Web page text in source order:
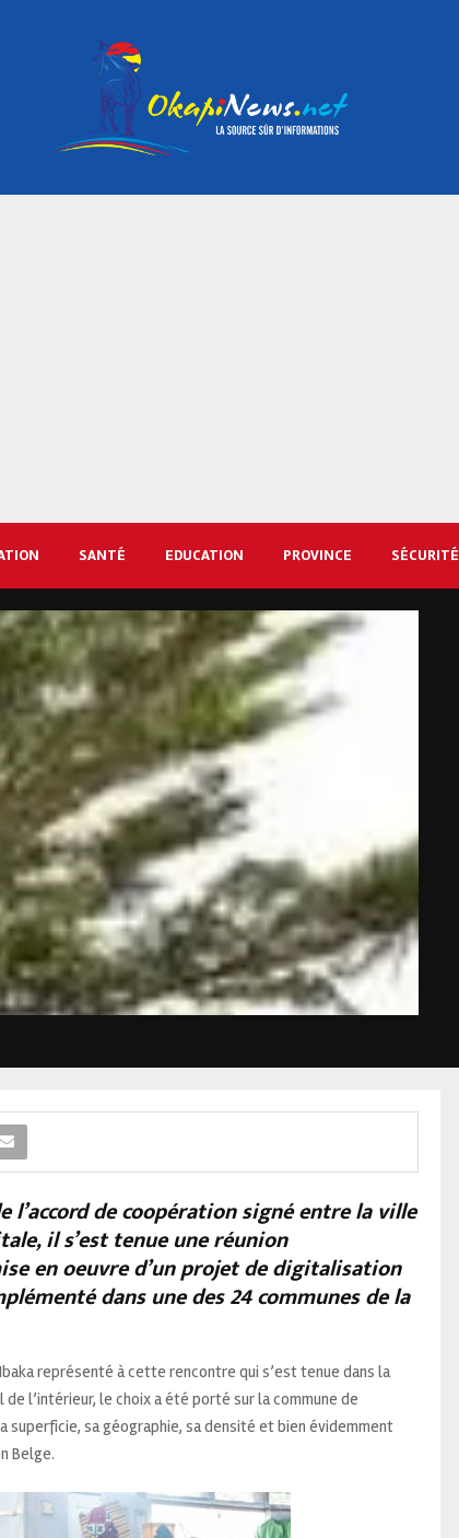
SANTÉ EDUCATION PROVINCE SÉCURITÉ
l’accord de coopération signé entre la ville
il s’est tenue une réunion
en oeuvre d’un projet de digitalisation
dans une des 24 communes de la
représenté à cette rencontre qui s’est tenue dans la
l’intérieur, le choix a été porté sur la commune de
sa géographie, sa densité et bien évidemment
Belge.